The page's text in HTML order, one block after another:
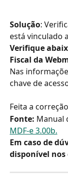
Solução:
está vinculado
Verifique
Fiscal da
Nas
chave de
Feita a
Fonte: Manual
MDF-e 3.00b.
Em caso de
disponível